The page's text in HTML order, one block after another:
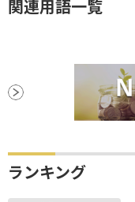
関連用語一覧
ランキング